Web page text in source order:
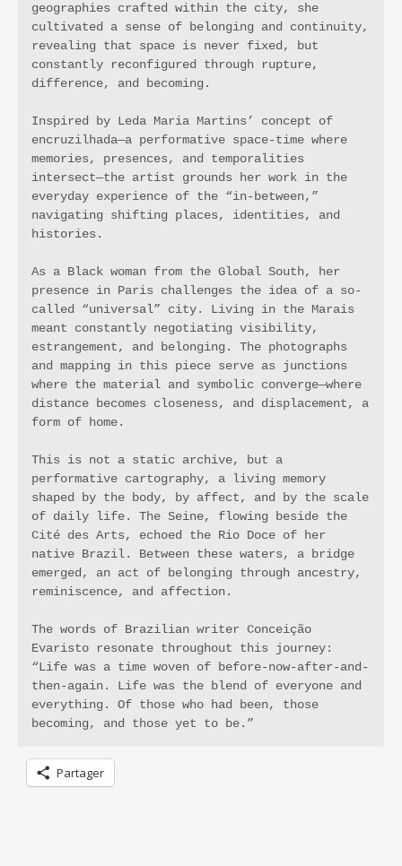
geographies crafted within the city, she
cultivated a sense of belonging and continuity,
revealing that space is never fixed, but
constantly reconfigured through rupture,
difference, and becoming.
Inspired by Leda Maria Martins’ concept of
encruzilhada—a performative space-time where
memories, presences, and temporalities
intersect—the artist grounds her work in the
everyday experience of the “in-between,”
navigating shifting places, identities, and
histories.
As a Black woman from the Global South, her
presence in Paris challenges the idea of a so-
called “universal” city. Living in the Marais
meant constantly negotiating visibility,
estrangement, and belonging. The photographs
and mapping in this piece serve as junctions
where the material and symbolic converge—where
distance becomes closeness, and displacement, a
form of home.
This is not a static archive, but a
performative cartography, a living memory
shaped by the body, by affect, and by the scale
of daily life. The Seine, flowing beside the
Cité des Arts, echoed the Rio Doce of her
native Brazil. Between these waters, a bridge
emerged, an act of belonging through ancestry,
reminiscence, and affection.
The words of Brazilian writer Conceição
Evaristo resonate throughout this journey:
“Life was a time woven of before-now-after-and-
then-again. Life was the blend of everyone and
everything. Of those who had been, those
becoming, and those yet to be.”
Partager